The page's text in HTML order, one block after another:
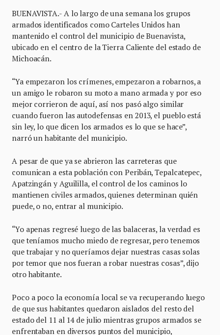
BUENAVISTA.- A lo largo de una semana los grupos
armados identificados como Carteles Unidos han
mantenido el control del municipio de Buenavista,
ubicado en el centro de la Tierra Caliente del estado de
Michoacán.
“Ya empezaron los crímenes, empezaron a robarnos, a
un amigo le robaron su moto a mano armada y por eso
mejor corrieron de aquí, así nos pasó algo similar
cuando fueron las autodefensas en 2013, el pueblo está
sin ley, lo que dicen los armados es lo que se hace”,
narró un habitante del municipio.
A pesar de que ya se abrieron las carreteras que
comunican a esta población con Peribán, Tepalcatepec,
Apatzingán y Aguililla, el control de los caminos lo
mantienen civiles armados, quienes determinan quién
puede, o no, entrar al municipio.
“Yo apenas regresé luego de las balaceras, la verdad es
que teníamos mucho miedo de regresar, pero tenemos
que trabajar y no queríamos dejar nuestras casas solas
por temor que nos fueran a robar nuestras cosas”, dijo
otro habitante.
Poco a poco la economía local se va recuperando luego
de que sus habitantes quedaron aislados del resto del
estado del 11 al 14 de julio mientras grupos armados se
enfrentaban en diversos puntos del municipio,